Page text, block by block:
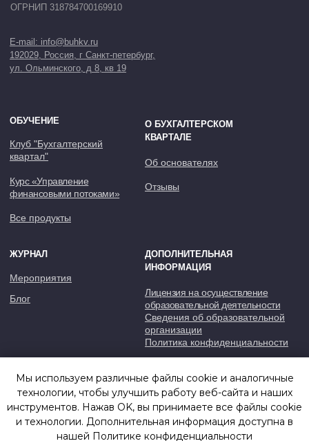
Мы используем различные файлы cookie и аналогичные
технологии, чтобы улучшить работу веб-сайта и наших
инструментов. Нажав OK, вы принимаете все файлы cookie
и технологии. Дополнительная информация доступна в
нашей Политике конфиденциальности